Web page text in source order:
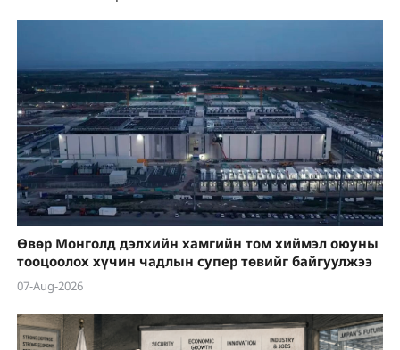
Өвөр Монголд дэлхийн хамгийн том хиймэл оюуны
тооцоолох хүчин чадлын супер төвийг байгуулжээ
07-Aug-2026